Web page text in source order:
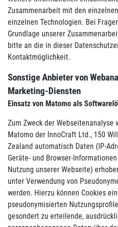
Zusammenarbeit mit den
einzelnen Technologien. Bei
Grundlage unserer
bitte an die in dieser
Kontaktmöglichkeit.
Sonstige Anbieter von
Marketing-Diensten
Einsatz von Matomo als
Zum Zweck der Webseitenanalyse
Matomo der InnoCraft Ltd., 150
Zealand automatisch Daten (IP-
Geräte- und Browser-
Nutzung unserer Webseite)
unter Verwendung von
werden. Hierzu können Cookies
pseudonymisierten
gesondert zu erteilende,